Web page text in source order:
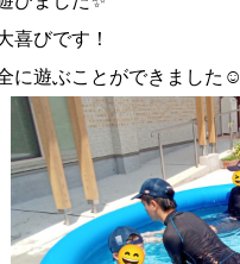
喜びです！
に遊ぶことができました☺️